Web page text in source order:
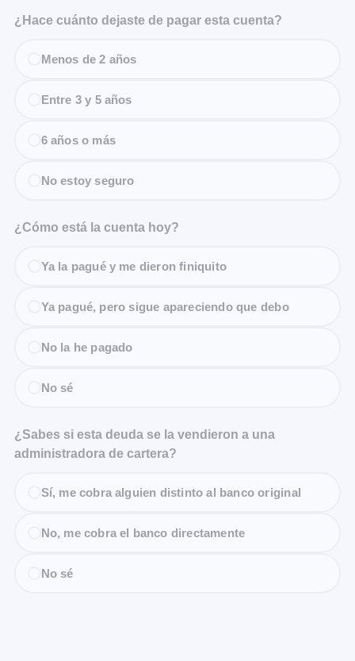
¿Hace cuánto dejaste de pagar esta cuenta?
Menos de 2 años
Entre 3 y 5 años
6 años o más
No estoy seguro
¿Cómo está la cuenta hoy?
Ya la pagué y me dieron finiquito
Ya pagué, pero sigue apareciendo que debo
No la he pagado
No sé
¿Sabes si esta deuda se la vendieron a una
administradora de cartera?
Sí, me cobra alguien distinto al banco original
No, me cobra el banco directamente
No sé